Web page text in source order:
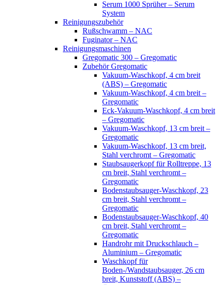
Serum 1000 Sprüher – Serum
System
Reinigungszubehör
Rußschwamm – NAC
Fuginator – NAC
Reinigungsmaschinen
Gregomatic 300 – Gregomatic
Zubehör Gregomatic
Vakuum-Waschkopf, 4 cm breit
(ABS) – Gregomatic
Vakuum-Waschkopf, 4 cm breit –
Gregomatic
Eck-Vakuum-Waschkopf, 4 cm breit
– Gregomatic
Vakuum-Waschkopf, 13 cm breit –
Gregomatic
Vakuum-Waschkopf, 13 cm breit,
Stahl verchromt – Gregomatic
Staubsaugerkopf für Rolltreppe, 13
cm breit, Stahl verchromt –
Gregomatic
Bodenstaubsauger-Waschkopf, 23
cm breit, Stahl verchromt –
Gregomatic
Bodenstaubsauger-Waschkopf, 40
cm breit, Stahl verchromt –
Gregomatic
Handrohr mit Druckschlauch –
Aluminium – Gregomatic
Waschkopf für
Boden-/Wandstaubsauger, 26 cm
breit, Kunststoff (ABS) –